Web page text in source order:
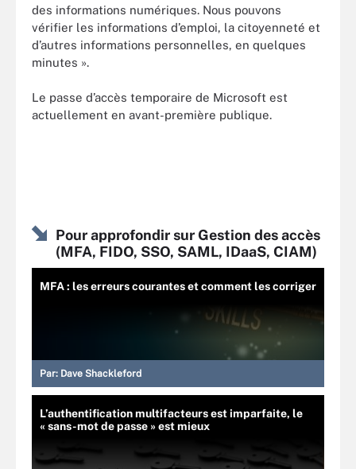
des informations numériques. Nous pouvons
vérifier les informations d’emploi, la citoyenneté et
d’autres informations personnelles, en quelques
minutes ».
Le passe d’accès temporaire de Microsoft est
actuellement en avant-première publique.
Pour approfondir sur Gestion des accès
(MFA, FIDO, SSO, SAML, IDaaS, CIAM)
MFA : les erreurs courantes et comment les corriger
Par: Dave Shackleford
L’authentification multifacteurs est imparfaite, le
« sans-mot de passe » est mieux